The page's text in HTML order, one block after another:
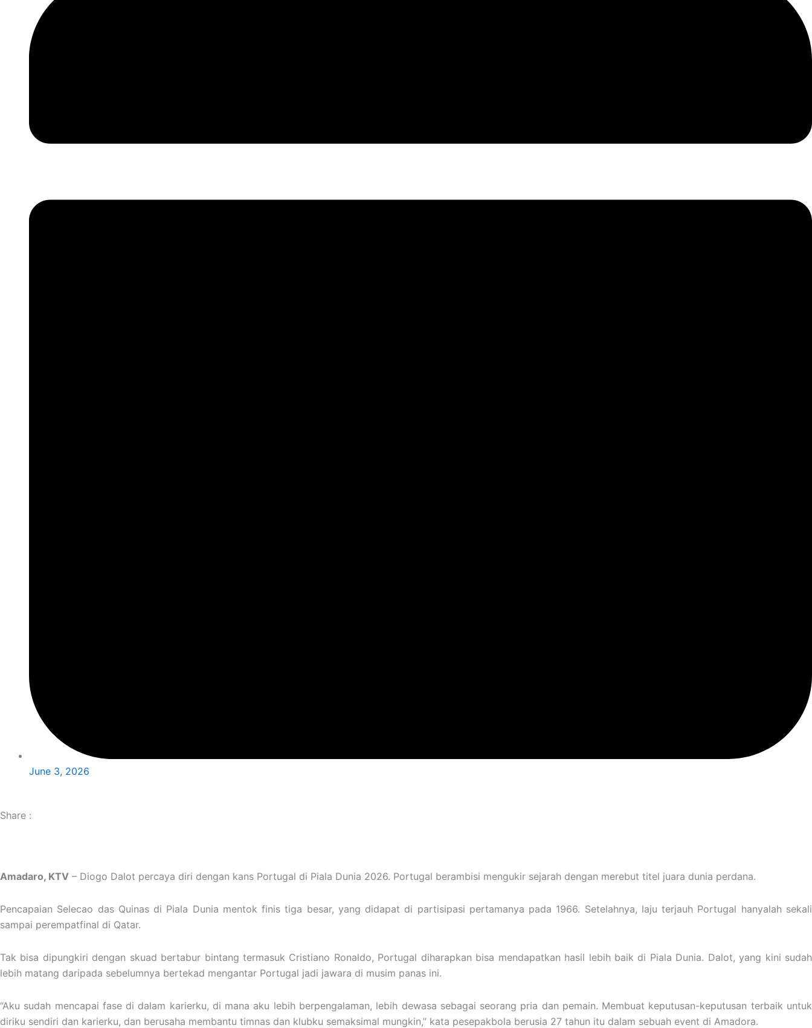
June 3, 2026
Share :
Amadaro, KTV – Diogo Dalot percaya diri dengan kans Portugal di Piala Dunia 2026. Portugal berambisi mengukir sejarah dengan merebut titel juara dunia perdana.
Pencapaian Selecao das Quinas di Piala Dunia mentok finis tiga besar, yang didapat di partisipasi pertamanya pada 1966. Setelahnya, laju terjauh Portugal hanyalah sekali
sampai perempatfinal di Qatar.
Tak bisa dipungkiri dengan skuad bertabur bintang termasuk Cristiano Ronaldo, Portugal diharapkan bisa mendapatkan hasil lebih baik di Piala Dunia. Dalot, yang kini sudah
lebih matang daripada sebelumnya bertekad mengantar Portugal jadi jawara di musim panas ini.
“Aku sudah mencapai fase di dalam karierku, di mana aku lebih berpengalaman, lebih dewasa sebagai seorang pria dan pemain. Membuat keputusan-keputusan terbaik untuk
diriku sendiri dan karierku, dan berusaha membantu timnas dan klubku semaksimal mungkin,” kata pesepakbola berusia 27 tahun itu dalam sebuah event di Amadora.